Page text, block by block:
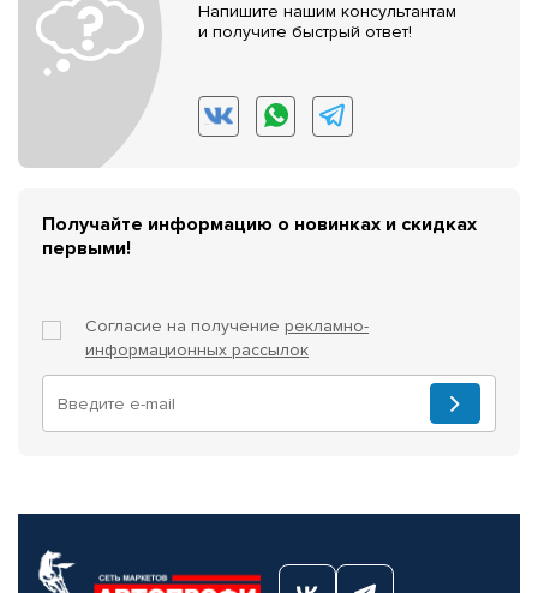
Напишите нашим консультантам
и получите быстрый ответ!
Получайте информацию о новинках и скидках
первыми!
Согласие на получение рекламно-
информационных рассылок